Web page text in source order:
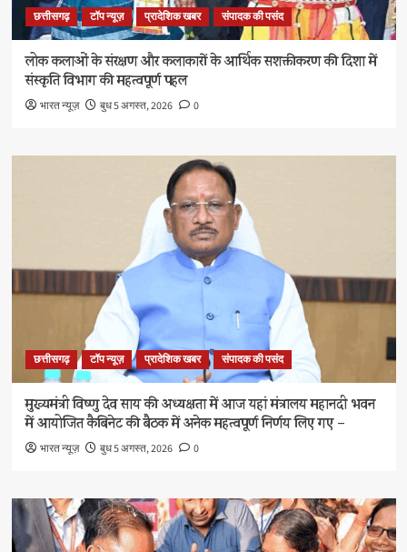
छत्तीसगढ़ टॉप न्यूज़ प्रादेशिक खबर संपादक की पसंद
लोक कलाओं के संरक्षण और कलाकारों के आर्थिक सशक्तीकरण की दिशा में
संस्कृति विभाग की महत्वपूर्ण पहल
भारत न्यूज़ बुध 5 अगस्त, 2026 0
छत्तीसगढ़ टॉप न्यूज़ प्रादेशिक खबर संपादक की पसंद
मुख्यमंत्री विष्णु देव साय की अध्यक्षता में आज यहां मंत्रालय महानदी भवन
में आयोजित कैबिनेट की बैठक में अनेक महत्वपूर्ण निर्णय लिए गए –
भारत न्यूज़ बुध 5 अगस्त, 2026 0